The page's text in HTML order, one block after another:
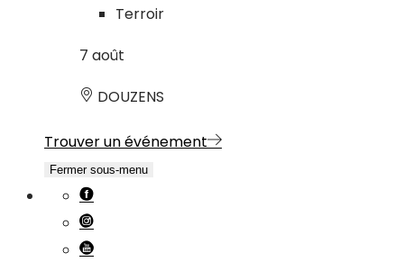
Terroir
7 août
DOUZENS
Trouver un événement
Fermer sous-menu